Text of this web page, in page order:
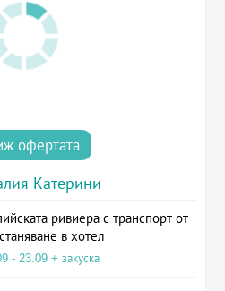
офертата
Катерини
ривиера с транспорт от
в хотел
- 23.09 + закуска